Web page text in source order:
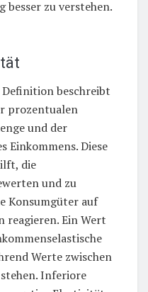
besser zu verstehen.
beschreibt
prozentualen
und der
Einkommens. Diese
die
und zu
Konsumgüter auf
reagieren. Ein Wert
Werte zwischen
Inferiore